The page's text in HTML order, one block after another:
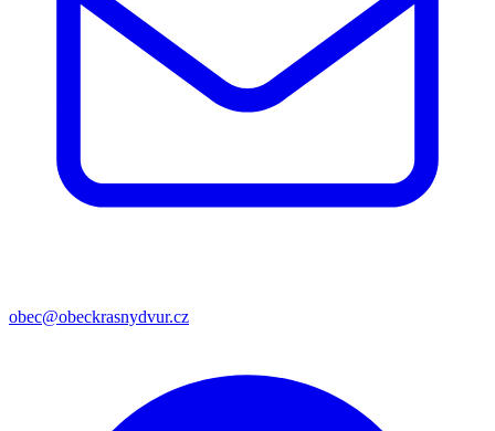
obec@obeckrasnydvur.cz